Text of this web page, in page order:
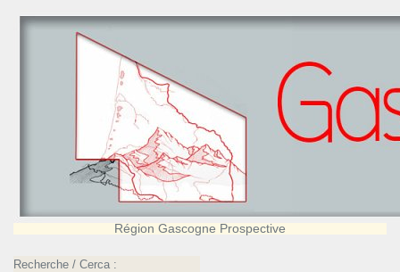
Région Gascogne Prospective
Recherche / Cerca :